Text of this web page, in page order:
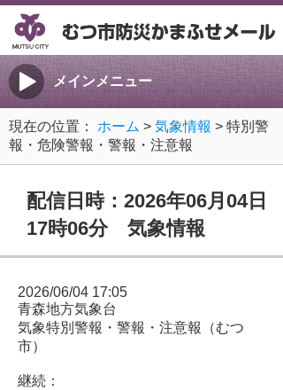
メインメニュー
現在の位置： ホーム > 気象情報 > 特別警
報・危険警報・警報・注意報
配信日時：2026年06月04日
17時06分 気象情報
2026/06/04 17:05
青森地方気象台
気象特別警報・警報・注意報（むつ
市）
継続：